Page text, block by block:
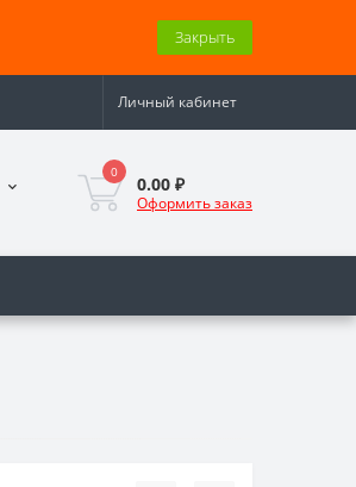
Закрыть
Личный кабинет
0
0.00 ₽
Оформить заказ